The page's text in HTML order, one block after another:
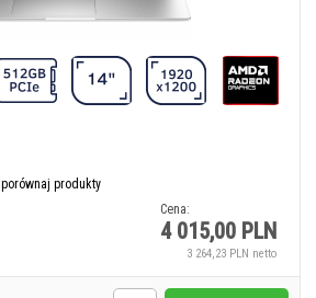
porównaj produkty
Cena:
4 015,00 PLN
3 264,23 PLN netto